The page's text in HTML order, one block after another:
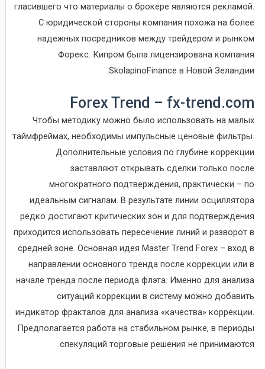
гласившего что материалы о брокере являются рекламой.
С юридической стороны компания похожа на более
надежных посредников между трейдером и рынком
Форекс. Кипром была лицензирована компания
SkolapinoFinance в Новой Зеландии.
Forex Trend – fx-trend.com
Чтобы методику можно было использовать на малых
таймфреймах, необходимы импульсные ценовые фильтры.
Дополнительные условия по глубине коррекции
заставляют открывать сделки только после
многократного подтверждения, практически – по
идеальным сигналам. В результате линии осциллятора
редко достигают критических зон и для подтверждения
приходится использовать пересечение линий и разворот в
средней зоне. Основная идея Master Trend Forex – вход в
направлении основного тренда после коррекции или в
начале тренда после периода флэта. Именно для анализа
ситуаций коррекции в систему можно добавить
индикатор фракталов для анализа «качества» коррекции.
Предполагается работа на стабильном рынке, в периоды
спекуляций торговые решения не принимаются.